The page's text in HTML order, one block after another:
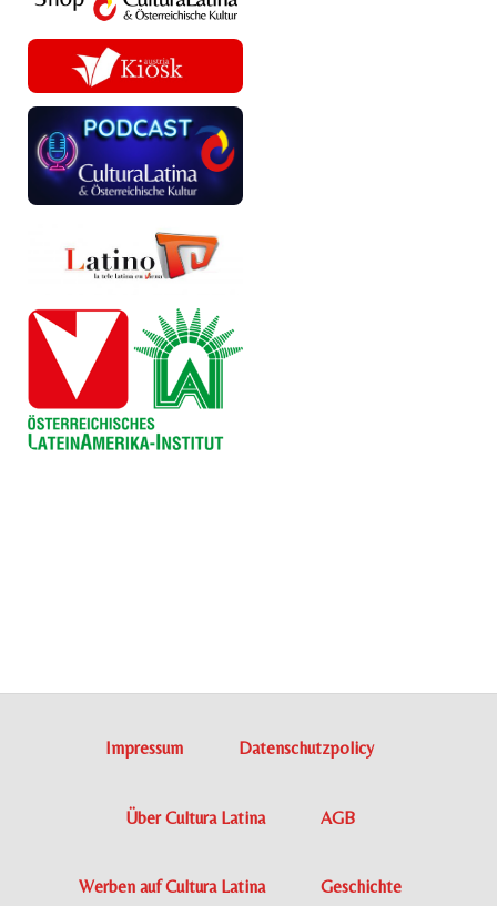
Impressum Datenschutzpolicy
Über Cultura Latina AGB
Werben auf Cultura Latina Geschichte